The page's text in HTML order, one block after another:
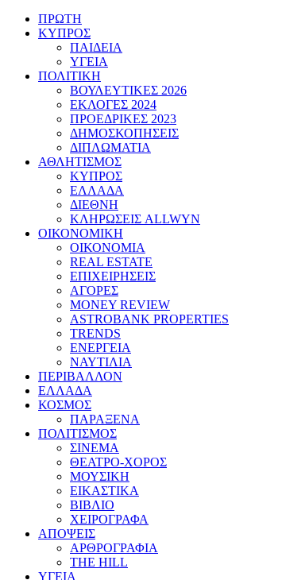
ΠΡΩΤΗ
ΚΥΠΡΟΣ
ΠΑΙΔΕΙΑ
ΥΓΕΙΑ
ΠΟΛΙΤΙΚΗ
ΒΟΥΛΕΥΤΙΚΕΣ 2026
ΕΚΛΟΓΕΣ 2024
ΠΡΟΕΔΡΙΚΕΣ 2023
ΔΗΜΟΣΚΟΠΗΣΕΙΣ
ΔΙΠΛΩΜΑΤΙΑ
ΑΘΛΗΤΙΣΜΟΣ
ΚΥΠΡΟΣ
ΕΛΛΑΔΑ
ΔΙΕΘΝΗ
ΚΛΗΡΩΣΕΙΣ ALLWYN
ΟΙΚΟΝΟΜΙΚΗ
ΟΙΚΟΝΟΜΙΑ
REAL ESTATE
ΕΠΙΧΕΙΡΗΣΕΙΣ
ΑΓΟΡΕΣ
MONEY REVIEW
ASTROBANK PROPERTIES
TRENDS
ΕΝΕΡΓΕΙΑ
ΝΑΥΤΙΛΙΑ
ΠΕΡΙΒΑΛΛΟΝ
ΕΛΛΑΔΑ
ΚΟΣΜΟΣ
ΠΑΡΑΞΕΝΑ
ΠΟΛΙΤΙΣΜΟΣ
ΣΙΝΕΜΑ
ΘΕΑΤΡΟ-ΧΟΡΟΣ
ΜΟΥΣΙΚΗ
ΕΙΚΑΣΤΙΚΑ
ΒΙΒΛΙΟ
ΧΕΙΡΟΓΡΑΦΑ
ΑΠΟΨΕΙΣ
ΑΡΘΡΟΓΡΑΦΙΑ
THE HILL
ΥΓΕΙΑ